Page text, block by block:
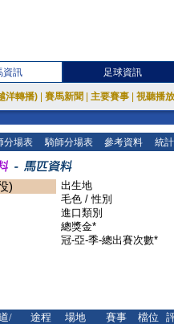
資訊 足球資訊
洋轉播) 賽馬新聞 主要賽事 視聽播
分場表 騎師分場表 參考資料 統
)
出生地
毛色 / 性別
進口類別
總獎金*
冠-亞-季-總出賽次數*
/
途程
場地
賽事
檔位